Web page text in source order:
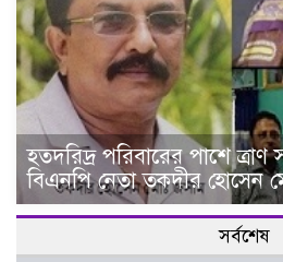
হতদরিদ্র পরিবারের পাশে ত্রাণ
বিএনপি নেতা তকদীর হোসেন
সর্বশেষ